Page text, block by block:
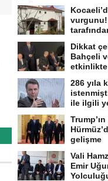
vurgunu!
Dikkat
Bahçeli
286 yıla
ile ilgili
gelişme
Vali
Emir